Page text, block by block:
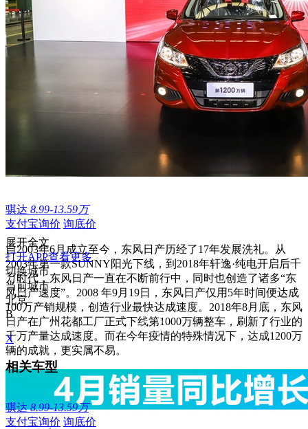
骐达 8.99-13.59万
支付宝询价 询底价
自2003年6月成立至今，东风日产历经了17年发展洗礼。从
2003年第一款SUNNY阳光下线，到2018年轩逸·纯电开启后千
万时代，东风日产一直在不断前行中，同时也创造了诸多“东
风日产速度”。2008 年9月19日，东风日产仅用5年时间便达成
100万产销规模，创造行业最快达成速度。2018年8月底，东风
日产在广州花都工厂正式下线第1000万辆整车，刷新了行业的
千万产量达成速度。而在今年疫情的特殊情况下，达成1200万
辆的成就，更实属不易。
展开全文
打开APP查看更多
切换城市
当前城市
北京
B
X
相关车型
骐达 8.99-13.59万
支付宝询价 询底价